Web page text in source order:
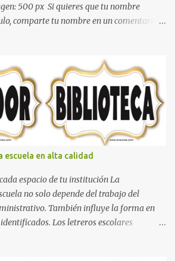
500 px Si quieres que tu nombre
comparte tu nombre en un comentario y
pósters Cama con diseño de ring de
de fiestas infantiles Cosas bonitas
gomas de coche
escuela en alta calidad
espacio de tu institución La
no solo depende del trabajo del
También influye la forma en
Los letreros escolares